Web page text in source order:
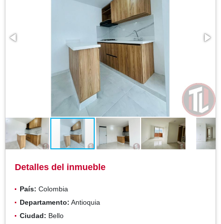
Detalles del inmueble
País: Colombia
Departamento: Antioquia
Ciudad: Bello